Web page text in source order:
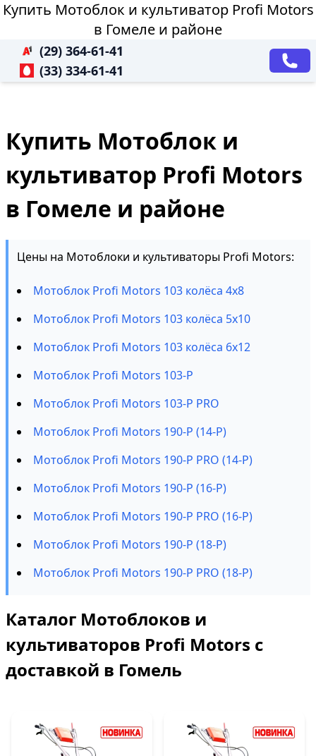
Купить Мотоблок и культиватор Profi Motors
в Гомеле и районе
(29) 364-61-41
(33) 334-61-41
Купить Мотоблок и
культиватор Profi Motors
в Гомеле и районе
Цены на Мотоблоки и культиваторы Profi Motors:
Мотоблок Profi Motors 103 колёса 4х8
Мотоблок Profi Motors 103 колёса 5х10
Мотоблок Profi Motors 103 колёса 6х12
Мотоблок Profi Motors 103-P
Мотоблок Profi Motors 103-P PRO
Мотоблок Profi Motors 190-P (14-P)
Мотоблок Profi Motors 190-P PRO (14-P)
Мотоблок Profi Motors 190-P (16-P)
Мотоблок Profi Motors 190-P PRO (16-P)
Мотоблок Profi Motors 190-P (18-P)
Мотоблок Profi Motors 190-P PRO (18-P)
Каталог Мотоблоков и
культиваторов Profi Motors с
доставкой в Гомель